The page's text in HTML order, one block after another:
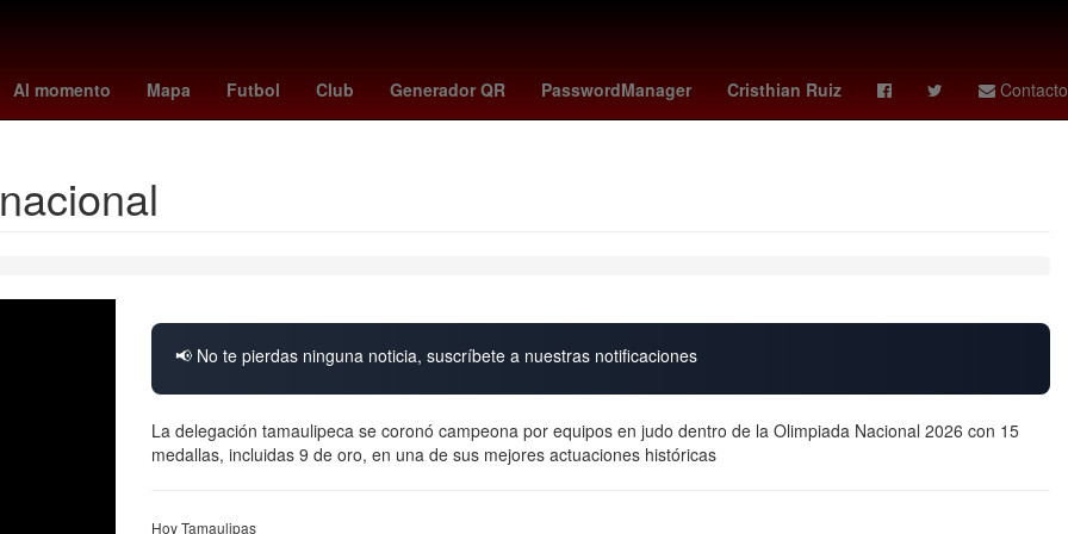
Al momento Mapa Futbol Club Generador QR PasswordManager Cristhian Ruiz Contacto
Gamble Agresión enciso paraguay 6 de abril La Torre Oscura Paco López Apollo Crews james tolkan
📢 No te pierdas ninguna noticia, suscríbete a nuestras notificaciones
La delegación tamaulipeca se coronó campeona por equipos en judo dentro de la Olimpiada Nacional 2026 con 15
medallas, incluidas 9 de oro, en una de sus mejores actuaciones históricas
Hoy Tamaulipas